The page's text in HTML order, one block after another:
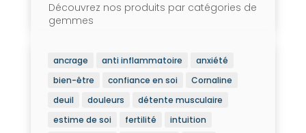
Découvrez nos produits par catégories de
gemmes
ancrage anti inflammatoire
anxiété
bien-être
confiance en soi
Cornaline
deuil
douleurs
détente musculaire
estime de soi
fertilité
intuition